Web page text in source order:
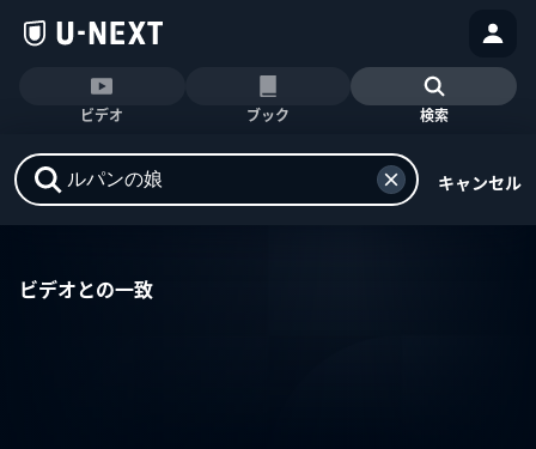
ビデオ ブック 検索
キャンセル
ビデオとの一致